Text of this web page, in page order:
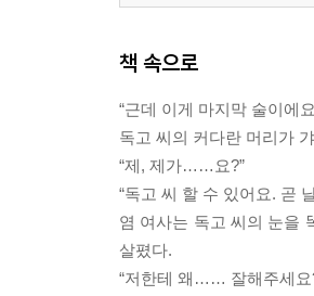
책 속으로
“근데 이게 마지막 술이에
독고 씨의 커다란 머리가
“제, 제가……요?”
“독고 씨 할 수 있어요. 곧
염 여사는 독고 씨의 눈을
살폈다.
“저한테 왜…… 잘해주세요